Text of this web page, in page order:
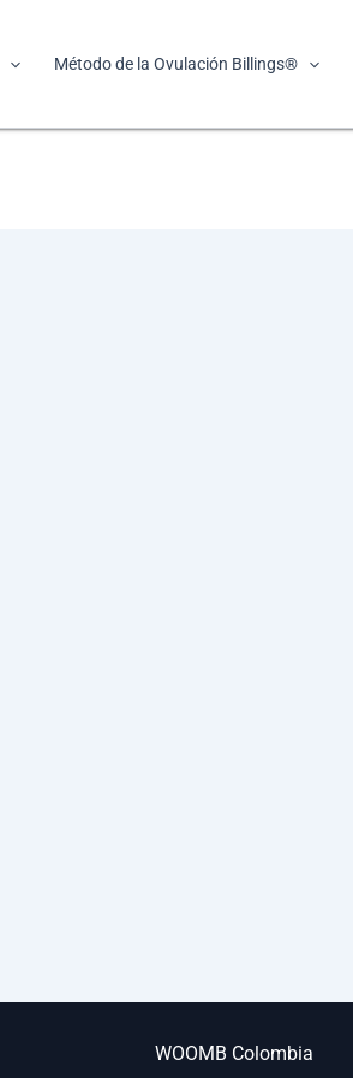
Método de la Ovulación Billings®
WOOMB Colombia